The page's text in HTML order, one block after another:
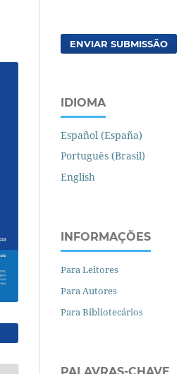
ENVIAR SUBMISSÃO
IDIOMA
Español (España)
Português (Brasil)
English
INFORMAÇÕES
Para Leitores
Para Autores
Para Bibliotecários